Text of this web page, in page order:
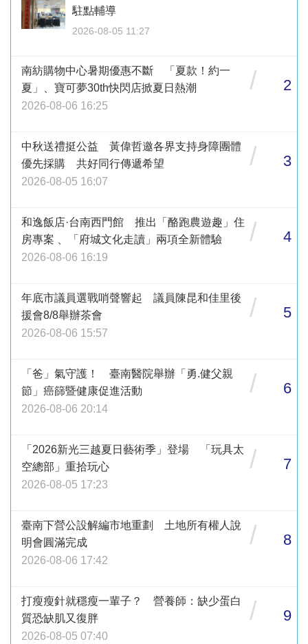
駐點輔導
2026-08-05 11:27
南紡購物中心暑期優惠不斷 「夏款！約一
夏」、寶可夢30th快閃店掀夏日熱潮
2026-08-06 16:25
/ 2
中秋送禮挺公益 黃偉哲邀各界支持身障團體
優先採購 共好同行傳遞希望
2026-08-05 16:07
/ 3
和逸飯店·台南西門館 推出「酪跑農遊趣」住
房專案 、「府城文化走讀」兩項全新體驗
2026-08-06 16:19
/ 4
年底市議員選戰哨聲響起 議員陳昆和佳里後
援會8/8舉辦茶會
2026-08-06 15:57
/ 5
「爸」氣守護！ 臺南醫院舉辦「勇.健父親
節」癌篩暨健康促進活動
2026-08-06 20:14
/ 6
「2026新光三越夏日藝術季」登場 「玩具太
空總部」重拾玩心
2026-08-05 17:23
/ 7
臺南下營公設解編市地重劃 土地所有權人說
明會圓滿完成
2026-08-06 17:42
/ 8
打瘦瘦針就穩瘦一輩子？ 營養師：缺少蛋白
質恐缺肌又復胖
2026-08-05 07:40
/ 9